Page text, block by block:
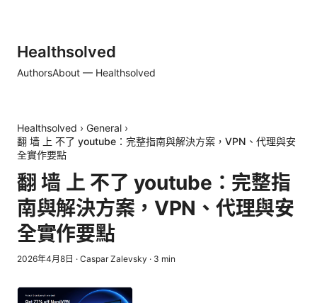
Healthsolved
AuthorsAbout — Healthsolved
Healthsolved › General ›
翻 墙 上 不了 youtube：完整指南與解決方案，VPN、代理與安
全實作要點
翻 墙 上 不了 youtube：完整指
南與解決方案，VPN、代理與安
全實作要點
2026年4月8日 · Caspar Zalevsky · 3 min